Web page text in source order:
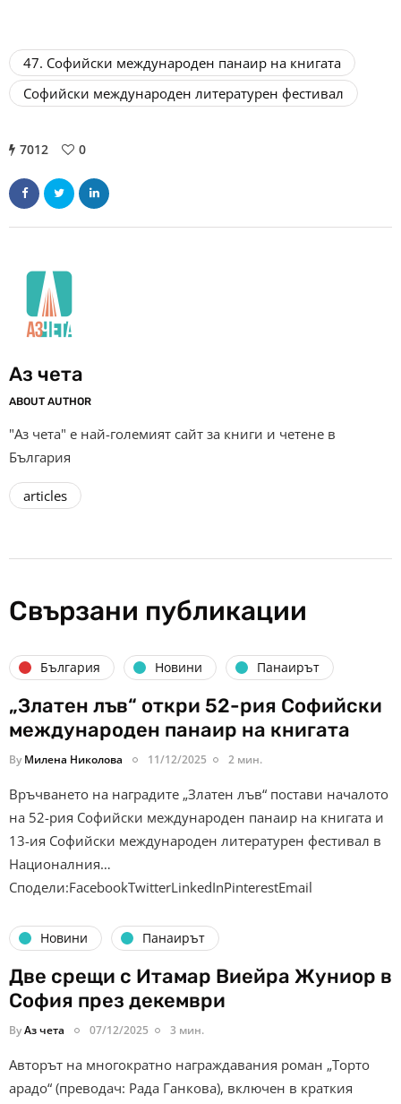
47. Софийски международен панаир на книгата
Софийски международен литературен фестивал
7012 0
Аз чета
ABOUT AUTHOR
"Аз чета" е най-големият сайт за книги и четене в
България
articles
Свързани публикации
България Новини Панаирът
„Златен лъв“ откри 52-рия Софийски
международен панаир на книгата
By Милена Николова 11/12/2025 2 мин.
Връчването на наградите „Златен лъв“ постави началото
на 52-рия Софийски международен панаир на книгата и
13-ия Софийски международен литературен фестивал в
Националния…
Сподели:FacebookTwitterLinkedInPinterestEmail
Новини Панаирът
Две срещи с Итамар Виейра Жуниор в
София през декември
ByАз чета 07/12/2025 3 мин.
Авторът на многократно награждавания роман „Торто
арадо“ (преводач: Рада Ганкова), включен в краткия